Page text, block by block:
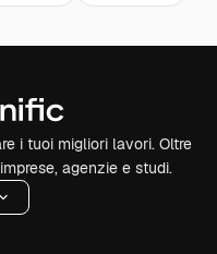
i tuoi migliori lavori. Oltre
agenzie e studi.